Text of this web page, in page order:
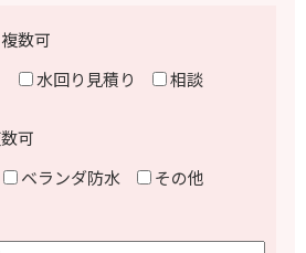
数可
水回り見積り
相談
可
ベランダ防水
その他